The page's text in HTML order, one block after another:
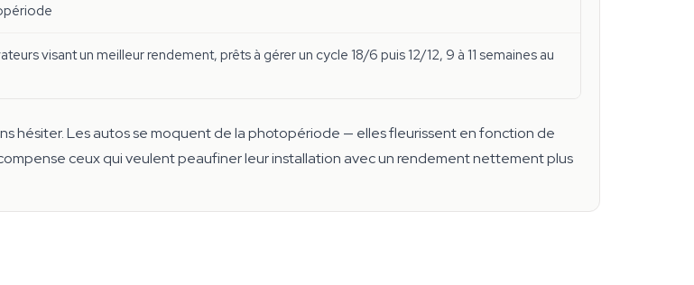
visant un meilleur rendement, prêts à gérer un cycle 18/6 puis 12/12, 9 à 11 semaines au
hésiter. Les autos se moquent de la photopériode — elles fleurissent en fonction de
ceux qui veulent peaufiner leur installation avec un rendement nettement plus